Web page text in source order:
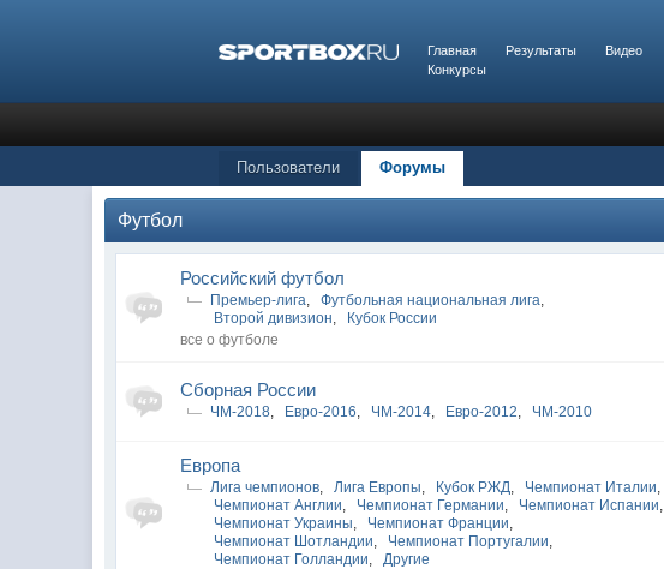
Главная Результаты Видео
Конкурсы
Пользователи Форумы
Футбол
Российский футбол
Премьер-лига, Футбольная национальная лига,
Второй дивизион,
Кубок России
все о футболе
Сборная России
ЧМ-2018, Евро-2016, ЧМ-2014, Евро-2012, ЧМ-2010
Европа
Лига чемпионов, Лига Европы, Кубок РЖД, Чемпионат Италии,
Чемпионат Англии, Чемпионат Германии, Чемпионат Испании,
Чемпионат Украины, Чемпионат Франции,
Чемпионат Шотландии, Чемпионат Португалии,
Чемпионат Голландии, Другие